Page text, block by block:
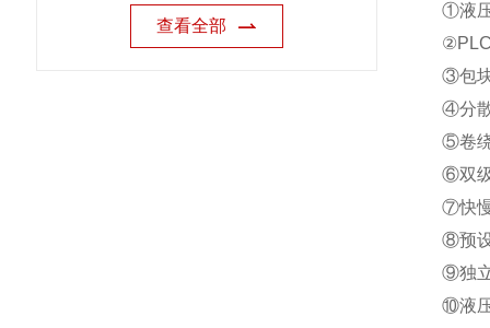
查看全部
①液
②
③包
④分
⑤卷
⑥双
⑦快
⑧预
⑨独
⑩液